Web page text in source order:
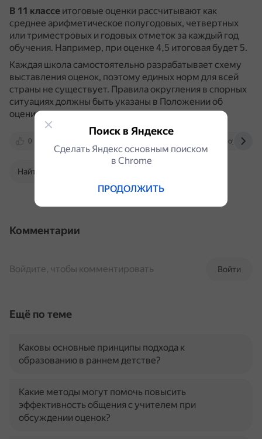
В 11 классе итоговые оценки рассчитывают как
среднее арифметическое полугодовых, четвертных
или триместровых и годовых отметок за каждый год
обучения. Например, при оценке 4,5 итоговая будет 5.
Каждая школа самостоятельно разрабатывает схему
выставления оценок, поэтому единых норм для всей
страны не существует. Правила округления в спорных
ситуациях должны быть указаны в Положении об
оценивании.
0
Найти в Поиске
Комментарии
Войти
Войдите, чтобы комментировать
Ещё по теме
Каковы основные принципы подхода к
образованию в раннем детстве?
Какие методы могут помочь повысить
эффективность общения с учителем при
обсуждении оценок?
Поиск в Яндексе
Сделать Яндекс основным поиском
в Сhrome
ПРОДОЛЖИТЬ